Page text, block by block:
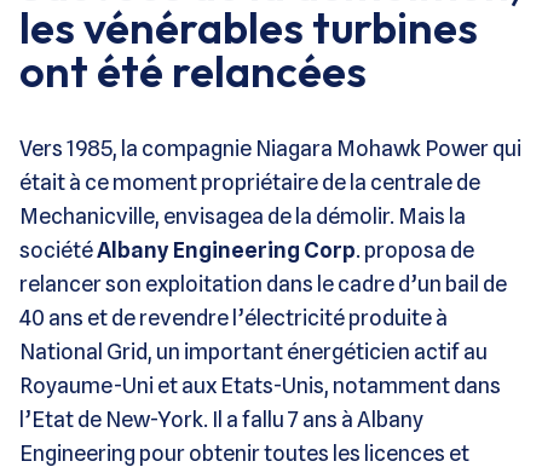
les vénérables turbines
ont été relancées
Vers 1985, la compagnie Niagara Mohawk Power qui
était à ce moment propriétaire de la centrale de
Mechanicville, envisagea de la démolir. Mais la
sociétéAlbany Engineering Corp. proposa de
relancer son exploitation dans le cadre d’un bail de
40 ans et de revendre l’électricité produite à
National Grid, un important énergéticien actif au
Royaume-Uni et aux Etats-Unis, notamment dans
l’Etat de New-York. Il a fallu 7 ans à Albany
Engineering pour obtenir toutes les licences et